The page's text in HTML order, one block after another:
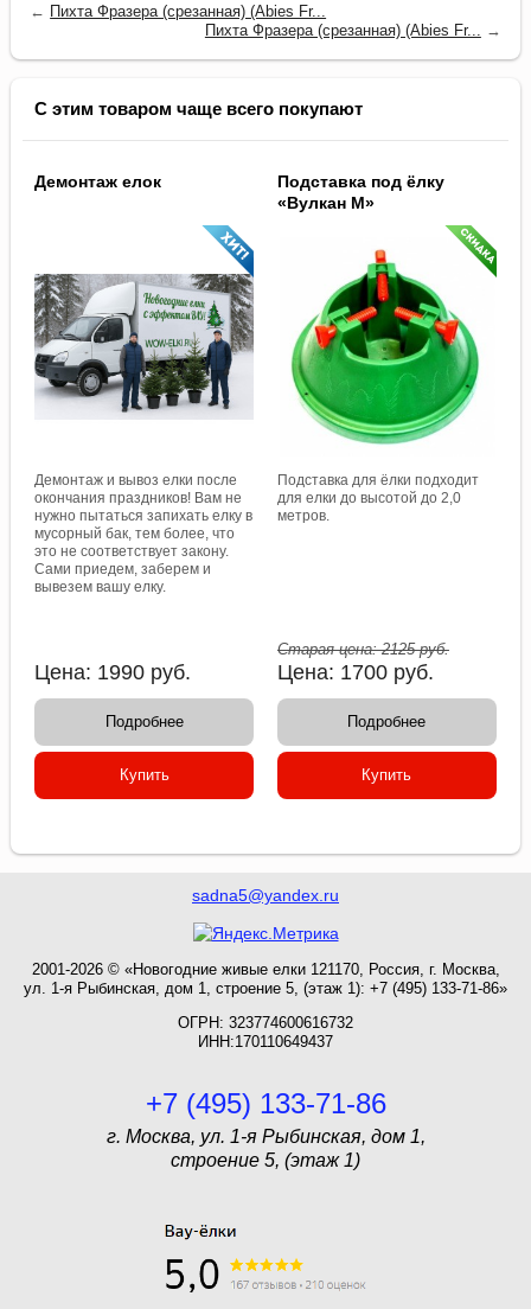
← Пихта Фразера (срезанная) (Abies Fr...
Пихта Фразера (срезанная) (Abies Fr...
→
С этим товаром чаще всего покупают
Демонтаж елок
Демонтаж и вывоз елки после
окончания праздников! Вам не
нужно пытаться запихать елку в
мусорный бак, тем более, что
это не соответствует закону.
Сами приедем, заберем и
вывезем вашу елку.
Цена: 1990 руб.
Подробнее
Купить
Подставка под ёлку
«Вулкан M»
Подставка для ёлки подходит
для елки до высотой до 2,0
метров.
Старая цена:2125руб.
Цена: 1700 руб.
Подробнее
Купить
sadna5@yandex.ru
2001-2026 © «Новогодние живые елки 121170, Россия, г. Москва,
ул. 1-я Рыбинская, дом 1, строение 5, (этаж 1): +7 (495) 133-71-86»
ОГРН: 323774600616732
ИНН:170110649437
+7 (495) 133-71-86
г. Москва, ул. 1-я Рыбинская, дом 1,
строение 5, (этаж 1)